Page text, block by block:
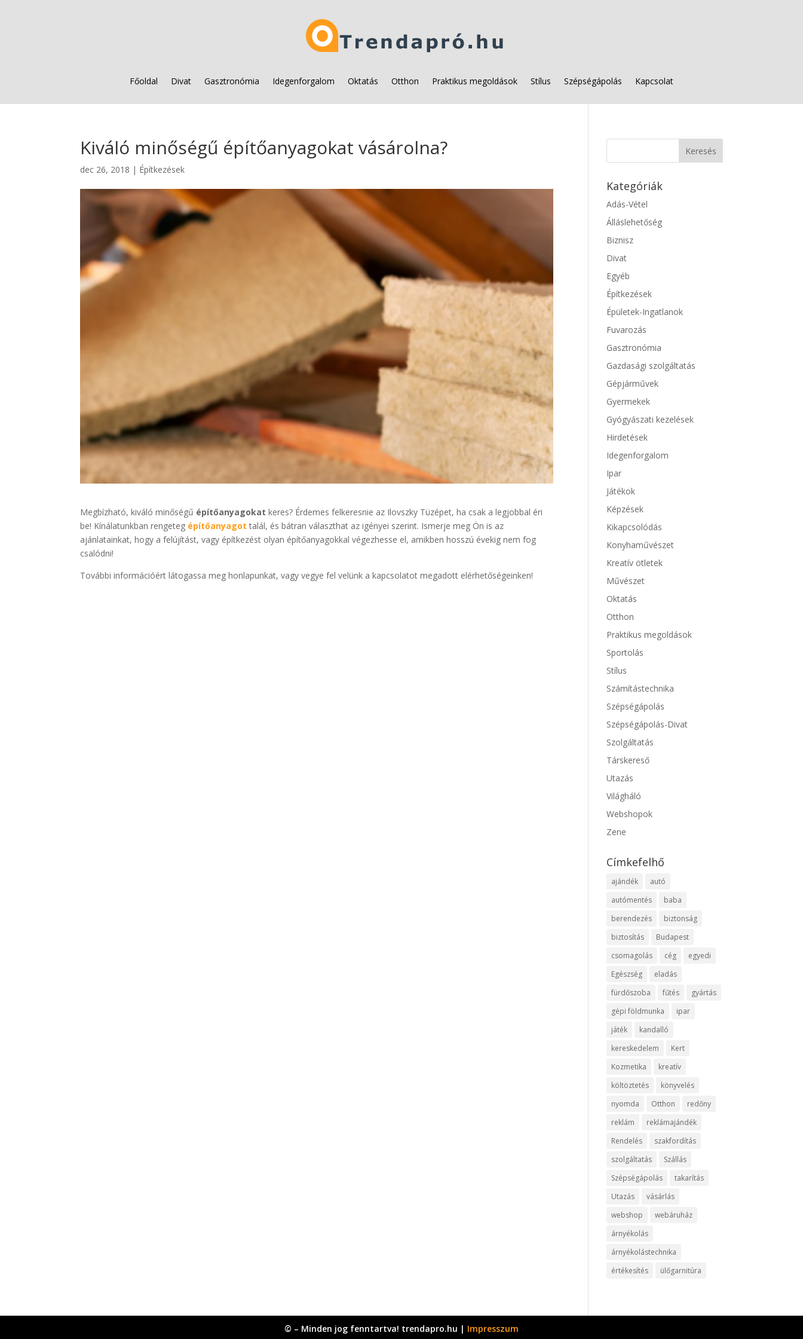
Főoldal Divat Gasztronómia Idegenforgalom Oktatás Otthon Praktikus megoldások Stílus Szépségápolás Kapcsolat
Kiváló minőségű építőanyagokat vásárolna?
dec 26, 2018 | Építkezések
Megbízható, kiváló minőségű építőanyagokat keres? Érdemes felkeresnie az Ilovszky Tüzépet, ha csak a legjobbal éri
be! Kínálatunkban rengeteg építőanyagot talál, és bátran választhat az igényei szerint. Ismerje meg Ön is az
ajánlatainkat, hogy a felújítást, vagy építkezést olyan építőanyagokkal végezhesse el, amikben hosszú évekig nem fog
csalódni!
További információért látogassa meg honlapunkat, vagy vegye fel velünk a kapcsolatot megadott elérhetőségeinken!
Kategóriák
Adás-Vétel
Álláslehetőség
Biznisz
Divat
Egyéb
Építkezések
Épületek-Ingatlanok
Fuvarozás
Gasztronómia
Gazdasági szolgáltatás
Gépjárművek
Gyermekek
Gyógyászati kezelések
Hirdetések
Idegenforgalom
Ipar
Játékok
Képzések
Kikapcsolódás
Konyhaművészet
Kreatív ötletek
Művészet
Oktatás
Otthon
Praktikus megoldások
Sportolás
Stílus
Számítástechnika
Szépségápolás
Szépségápolás-Divat
Szolgáltatás
Társkereső
Utazás
Világháló
Webshopok
Zene
Címkefelhő
ajándék
autó
autómentés
baba
berendezés
biztonság
biztosítás
Budapest
csomagolás
cég
egyedi
Egészség
eladás
fürdőszoba
fűtés
gyártás
gépi földmunka
ipar
játék
kandalló
kereskedelem
Kert
Kozmetika
kreatív
költöztetés
könyvelés
nyomda
Otthon
redőny
reklám
reklámajándék
Rendelés
szakfordítás
szolgáltatás
Szállás
Szépségápolás
takarítás
Utazás
vásárlás
webshop
webáruház
árnyékolás
árnyékolástechnika
értékesítés
ülőgarnitúra
© – Minden jog fenntartva! trendapro.hu | Impresszum